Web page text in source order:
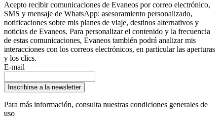
Acepto recibir comunicaciones de Evaneos por correo electrónico,
SMS y mensaje de WhatsApp: asesoramiento personalizado,
notificaciones sobre mis planes de viaje, destinos alternativos y
noticias de Evaneos. Para personalizar el contenido y la frecuencia
de estas comunicaciones, Evaneos también podrá analizar mis
interacciones con los correos electrónicos, en particular las aperturas
y los clics.
E-mail
Inscribirse a la newsletter
Para más información, consulta nuestras condiciones generales de
uso